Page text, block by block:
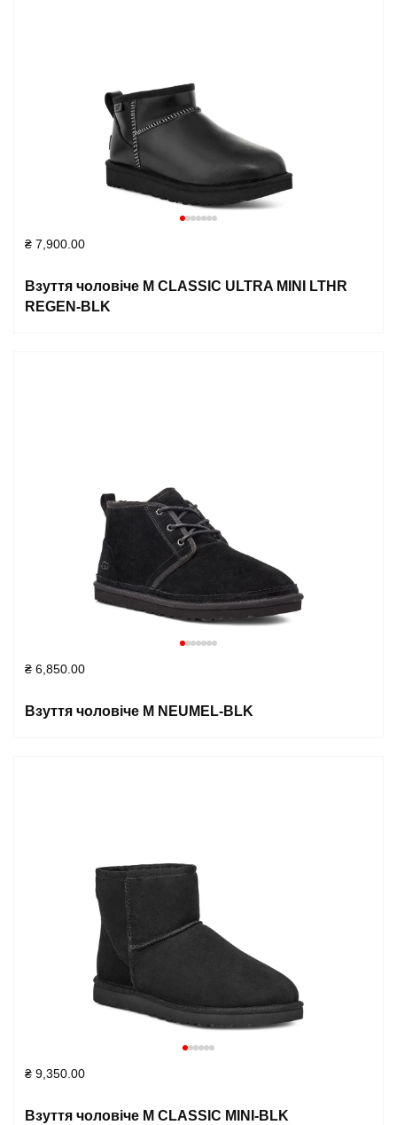
₴ 7,900.00
Взуття чоловіче M CLASSIC ULTRA MINI LTHR
REGEN-BLK
₴ 6,850.00
Взуття чоловіче M NEUMEL-BLK
₴ 9,350.00
Взуття чоловіче M CLASSIC MINI-BLK